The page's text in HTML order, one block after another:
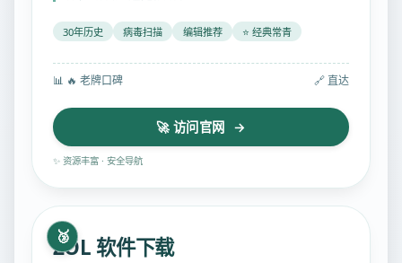
30年历史 病毒扫描 编辑推荐 ⭐ 经典常青
📊 🔥 老牌口碑 🔗 直达
🚀 访问官网 →
✨ 资源丰富 · 安全导航
🥉
ZOL 软件下载